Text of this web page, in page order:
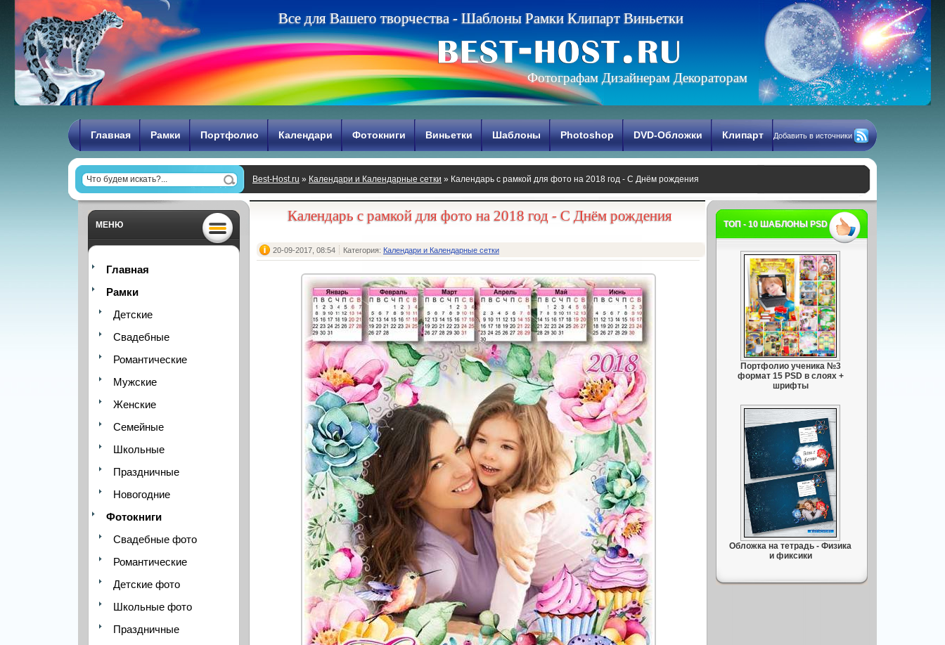
Все для Вашего творчества - Шаблоны Рамки Клипарт Виньетки
Фотографам Дизайнерам Декораторам
Главная Рамки Портфолио Календари Фотокниги Виньетки Шаблоны Photoshop DVD-Обложки Клипарт Добавить в источники
Best-Host.ru » Календари и Календарные сетки » Календарь с рамкой для фото на 2018 год - С Днём рождения
МЕНЮ
Главная
Рамки
Детские
Свадебные
Романтические
Мужские
Женские
Семейные
Школьные
Праздничные
Новогодние
Фотокниги
Свадебные фото
Романтические
Детские фото
Школьные фото
Праздничные
Календарь с рамкой для фото на 2018 год - С Днём рождения
20-09-2017, 08:54 Категория: Календари и Календарные сетки
ТОП - 10 ШАБЛОНЫ PSD
Портфолио ученика №3
формат 15 PSD в слоях +
шрифты
Обложка на тетрадь - Физика
и фиксики